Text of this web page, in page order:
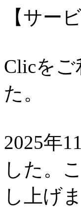
【サー
Clicを
た。
2025年
した。
し上げ